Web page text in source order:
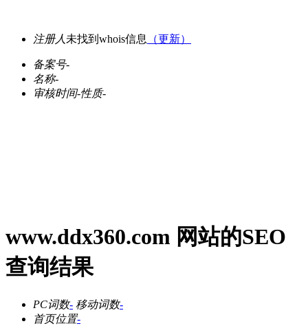
注册人 未找到whois信息 （更新）
备案号-
名称-
审核时间-性质-
www.ddx360.com 网站的SEO
查询结果
PC词数- 移动词数-
首页位置-